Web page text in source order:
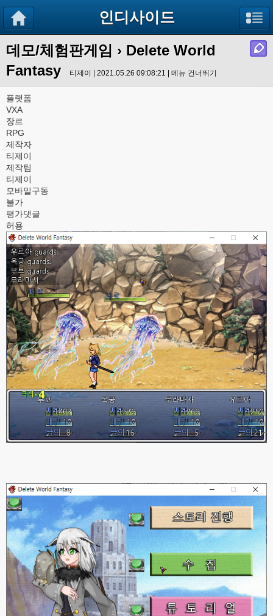
인디사이드
데모/체험판게임 › Delete World
Fantasy
티제이 | 2021.05.26 09:08:21 | 메뉴 건너뛰기
플랫폼
VXA
장르
RPG
제작자
티제이
제작팀
티제이
모바일구동
불가
평가댓글
허용